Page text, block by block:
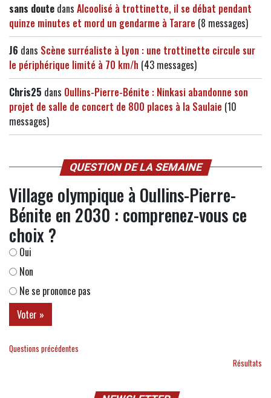
sans doute dans Alcoolisé à trottinette, il se débat pendant
quinze minutes et mord un gendarme à Tarare (8 messages)
J6 dans Scène surréaliste à Lyon : une trottinette circule sur
le périphérique limité à 70 km/h (43 messages)
Chris25 dans Oullins-Pierre-Bénite : Ninkasi abandonne son
projet de salle de concert de 800 places à la Saulaie (10
messages)
QUESTION DE LA SEMAINE
Village olympique à Oullins-Pierre-
Bénite en 2030 : comprenez-vous ce
choix ?
Oui
Non
Ne se prononce pas
Questions précédentes
Résultats